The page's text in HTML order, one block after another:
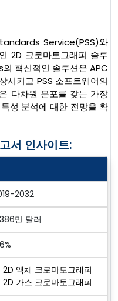
Service(PSS)와
2D 크로마토그래피 솔루
혁신적인 솔루션은 APC
시키고 PSS 소프트웨어의
다차원 분포를 갖는 가장
성 분석에 대한 전망을 확
서 인사이트:
2032
만 달러
2D 액체 크로마토그래피
2D 가스 크로마토그래피